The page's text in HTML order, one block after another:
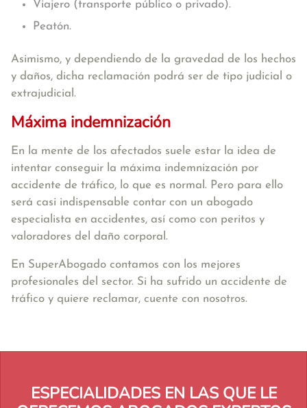
Viajero (transporte público o privado).
Peatón.
Asimismo, y dependiendo de la gravedad de los hechos
y daños, dicha reclamación podrá ser de tipo judicial o
extrajudicial.
Máxima indemnización
En la mente de los afectados suele estar la idea de
intentar conseguir la máxima indemnización por
accidente de tráfico, lo que es normal. Pero para ello
será casi indispensable contar con un abogado
especialista en accidentes, así como con peritos y
valoradores del daño corporal.
En SuperAbogado contamos con los mejores
profesionales del sector. Si ha sufrido un accidente de
tráfico y quiere reclamar, cuente con nosotros.
ESPECIALIDADES EN LAS QUE LE